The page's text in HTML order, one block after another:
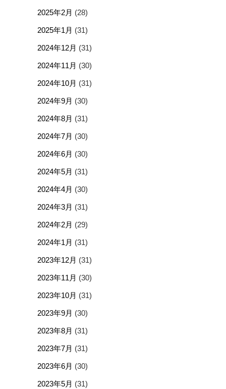
2025年2月 (28)
2025年1月 (31)
2024年12月 (31)
2024年11月 (30)
2024年10月 (31)
2024年9月 (30)
2024年8月 (31)
2024年7月 (30)
2024年6月 (30)
2024年5月 (31)
2024年4月 (30)
2024年3月 (31)
2024年2月 (29)
2024年1月 (31)
2023年12月 (31)
2023年11月 (30)
2023年10月 (31)
2023年9月 (30)
2023年8月 (31)
2023年7月 (31)
2023年6月 (30)
2023年5月 (31)